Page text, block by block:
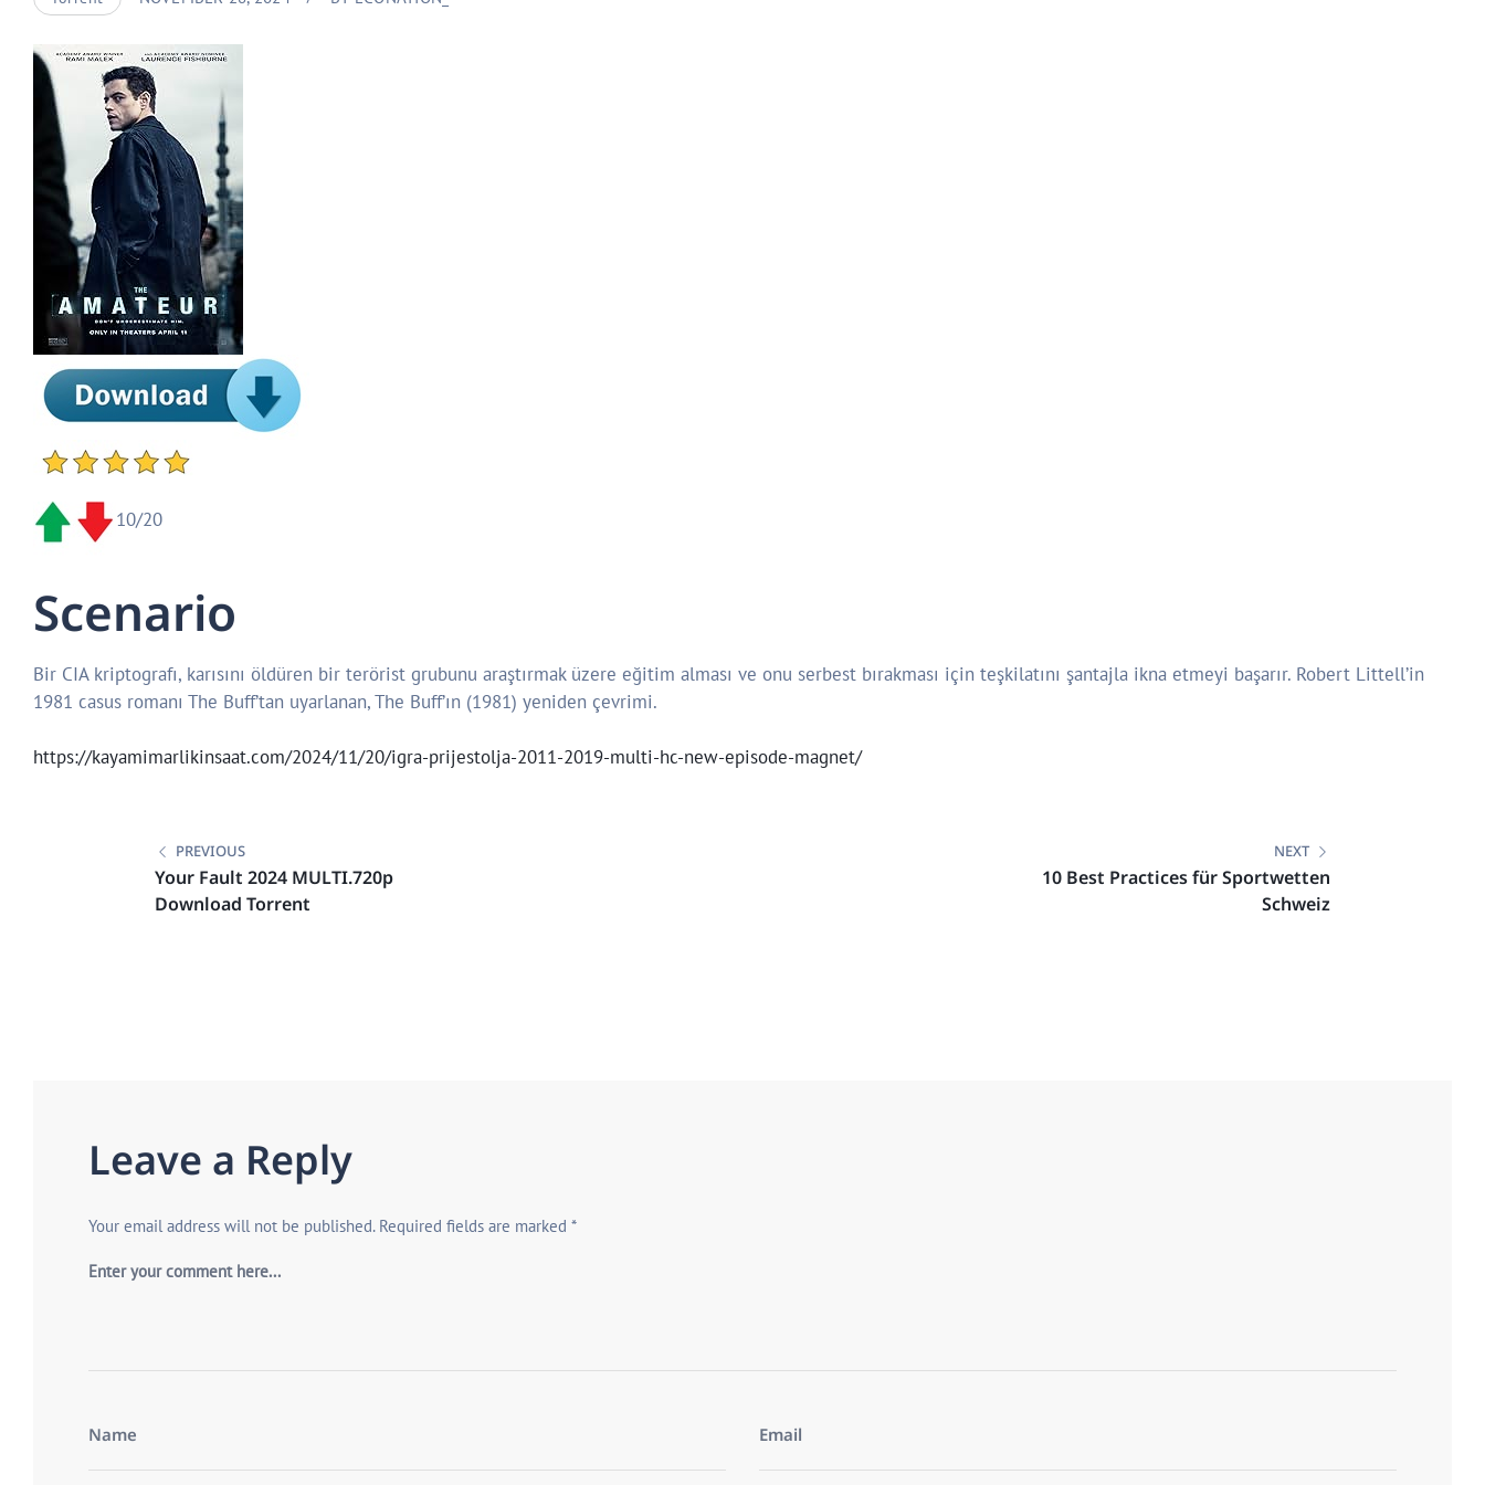
10/20
Scenario
Bir CIA kriptografı, karısını öldüren bir terörist grubunu araştırmak üzere eğitim alması ve onu serbest bırakması için teşkilatını şantajla ikna etmeyi başarır. Robert Littell’in
1981 casus romanı The Buff’tan uyarlanan, The Buff’ın (1981) yeniden çevrimi.
https://kayamimarlikinsaat.com/2024/11/20/igra-prijestolja-2011-2019-multi-hc-new-episode-magnet/
navigation
PREVIOUS
Your Fault 2024 MULTI.720p
Download Torrent
NEXT
10 Best Practices für Sportwetten
Schweiz
Leave a Reply
Your email address will not be published. Required fields are marked *